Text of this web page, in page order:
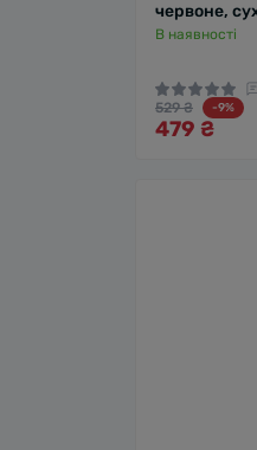
червоне,
В наявності
529 ₴ -9%
479 ₴